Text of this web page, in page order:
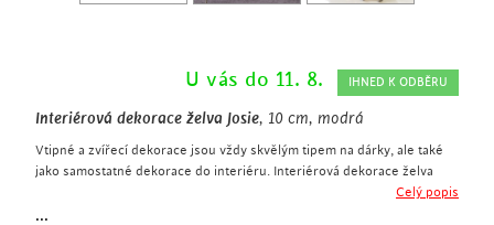
U vás do 11. 8. IHNED K ODBĚRU
Interiérová dekorace želva Josie, 10 cm, modrá
Vtipné a zvířecí dekorace jsou vždy skvělým tipem na dárky, ale také
jako samostatné dekorace do interiéru. Interiérová dekorace želva
Josie je opravdu výjimečně zpracované a vypadá, jakoby byla vyrobená
...
Celý popis